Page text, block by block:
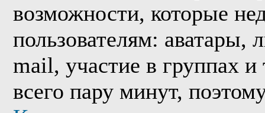
возможности, которые
пользователям: аватары,
mail, участие в группах и
всего пару минут,